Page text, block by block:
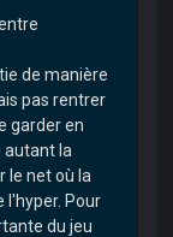
de manière
pas rentrer
garder en
autant la
le net où la
l'hyper. Pour
du jeu